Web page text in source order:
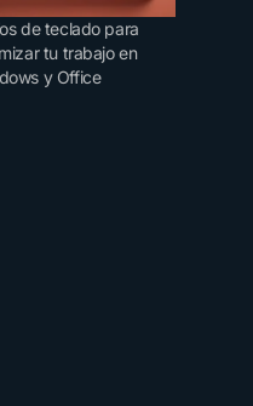
de teclado para
tu trabajo en
y Office